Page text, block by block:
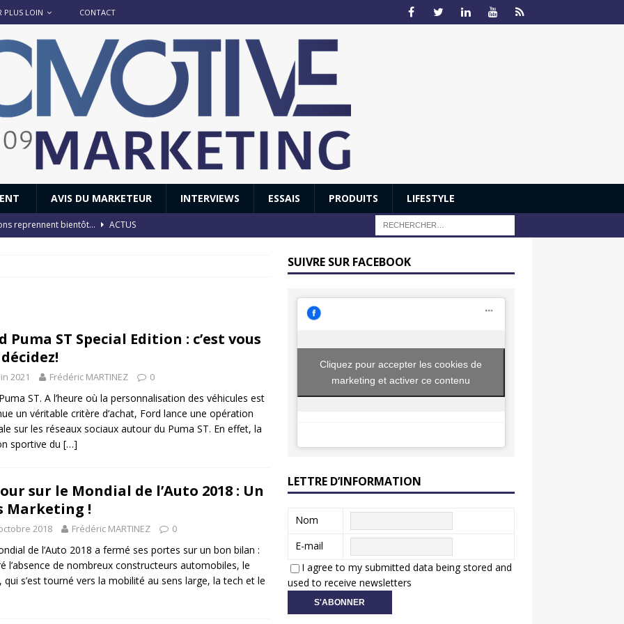
PLUS LOIN CONTACT
AVIS DU MARKETEUR INTERVIEWS ESSAIS PRODUITS LIFESTYLE
reprennent bientôt…
ACTUS
: Honda dévoile un spot publicitaire… confiné! ACTUS
Puma ST Special Edition : c’est vous
2021 Frédéric MARTINEZ 0
ST. A l’heure où la personnalisation des véhicules est
un véritable critère d’achat, Ford lance une opération
sur les réseaux sociaux autour du Puma ST. En effet, la
sportive du […]
sur le Mondial de l’Auto 2018 : Un
Marketing !
2018 Frédéric MARTINEZ 0
de l’Auto 2018 a fermé ses portes sur un bon bilan :
l’absence de nombreux constructeurs automobiles, le
qui s’est tourné vers la mobilité au sens large, la tech et le
SUIVRE SUR FACEBOOK
Cliquez pour accepter les cookies de
marketing et activer ce contenu
LETTRE D’INFORMATION
Nom
E-mail
I agree to my submitted data being stored and
used to receive newsletters